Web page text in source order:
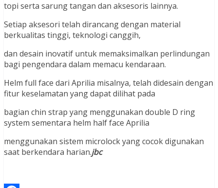
topi serta sarung tangan dan aksesoris lainnya.
Setiap aksesori telah dirancang dengan material
berkualitas tinggi, teknologi canggih,
dan desain inovatif untuk memaksimalkan perlindungan
bagi pengendara dalam memacu kendaraan.
Helm full face dari Aprilia misalnya, telah didesain dengan
fitur keselamatan yang dapat dilihat pada
bagian chin strap yang menggunakan double D ring
system sementara helm half face Aprilia
menggunakan sistem microlock yang cocok digunakan
saat berkendara harian.jbc